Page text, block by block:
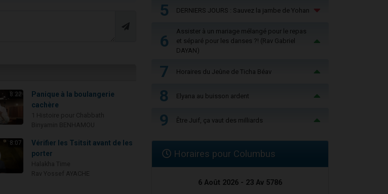
8:22
Panique à la boulangerie
cachère
8:07
Vérifier les Tsitsit avant de les
porter
5 DERNIERS JOURS : Sauvez la jambe de Yohan
6
Assister à un mariage mélangé pour le repas
et séparé pour les danses ?! (Rav Gabriel
DAYAN)
7 Horaires du Jeûne de Ticha Béav
8 Elyana au buisson ardent
9 Être Juif, ça vaut des milliards
Horaires pour Columbus
6 Août 2026 - 23 Av 5786